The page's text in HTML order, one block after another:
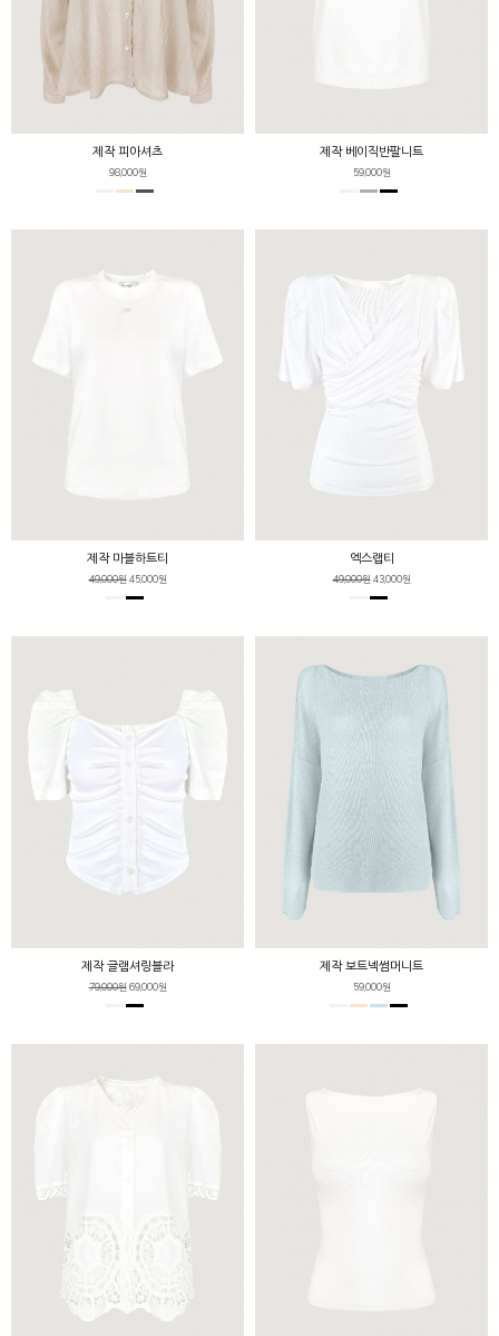
제작 피아셔츠
98,000원
제작 베이직반팔니트
59,000원
제작 마블하트티
49,000원45,000원
엑스랩티
49,000원43,000원
제작 글램셔링블라
79,000원69,000원
제작 보트넥썸머니트
59,000원